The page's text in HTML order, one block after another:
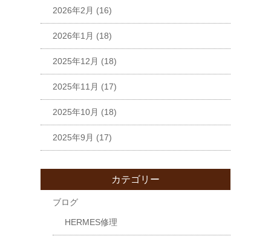
2026年2月 (16)
2026年1月 (18)
2025年12月 (18)
2025年11月 (17)
2025年10月 (18)
2025年9月 (17)
カテゴリー
ブログ
HERMES修理